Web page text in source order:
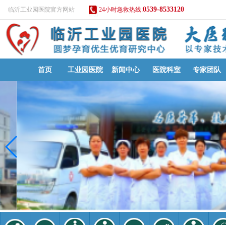
临沂工业园医院官方网站 24小时急救热线:0539-8533120
首页 工业园医院 新闻中心 医院科室 专家团队